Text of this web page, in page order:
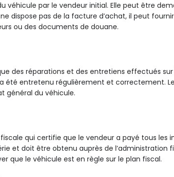
par le vendeur initial. Elle peut être
dispose pas de la facture d’achat, il peut
ou des documents de douane.
des réparations et des entretiens effectués
été entretenu régulièrement et correctement.
général du véhicule.
qui certifie que le vendeur a payé tous les
et doit être obtenu auprès de l’administration
que le véhicule est en règle sur le plan fiscal.